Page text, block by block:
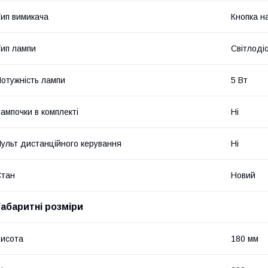
вимикача Кнопка
лампи
лампи 5 Вт
в комплекті Ні
дистанційного керування Ні
Новий
розміри
180 мм